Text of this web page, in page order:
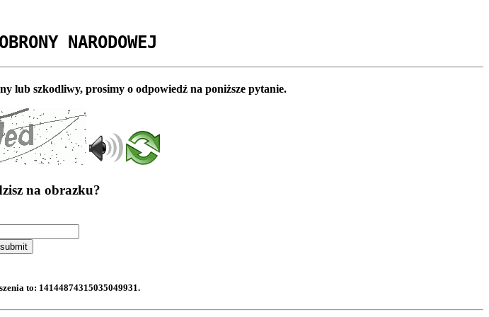
NARODOWEJ
lub szkodliwy, prosimy o odpowiedź na poniższe pytanie.
na obrazku?
submit
to: 14144874315035049931.